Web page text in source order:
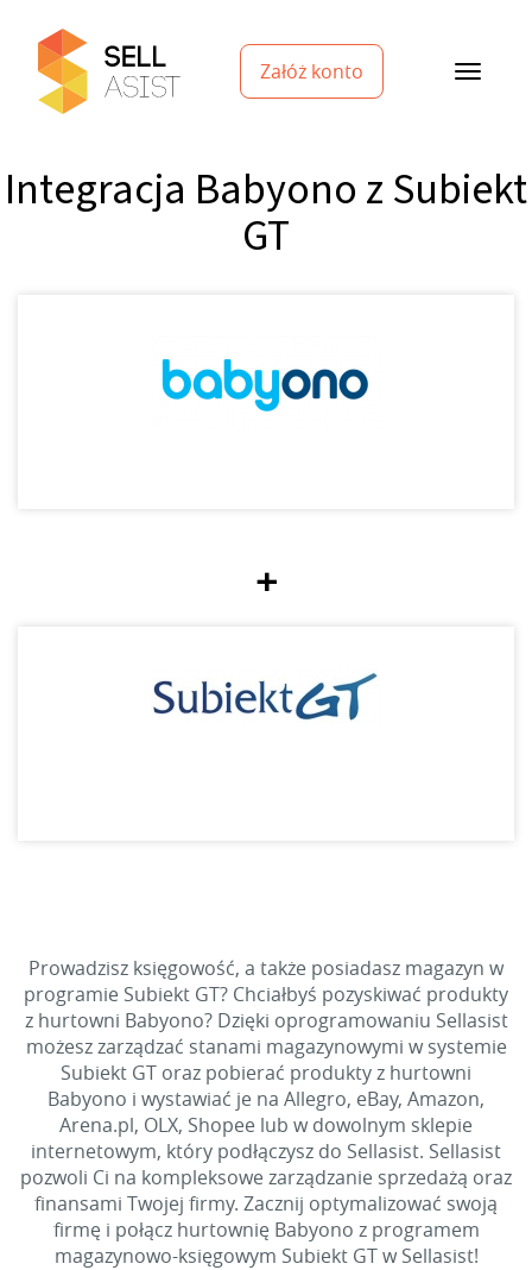
Załóż konto
Integracja Babyono z Subiekt
GT
+
Prowadzisz księgowość, a także posiadasz magazyn w
programie Subiekt GT? Chciałbyś pozyskiwać produkty
z hurtowni Babyono? Dzięki oprogramowaniu Sellasist
możesz zarządzać stanami magazynowymi w systemie
Subiekt GT oraz pobierać produkty z hurtowni
Babyono i wystawiać je na Allegro, eBay, Amazon,
Arena.pl, OLX, Shopee lub w dowolnym sklepie
internetowym, który podłączysz do Sellasist. Sellasist
pozwoli Ci na kompleksowe zarządzanie sprzedażą oraz
finansami Twojej firmy. Zacznij optymalizować swoją
firmę i połącz hurtownię Babyono z programem
magazynowo-księgowym Subiekt GT w Sellasist!